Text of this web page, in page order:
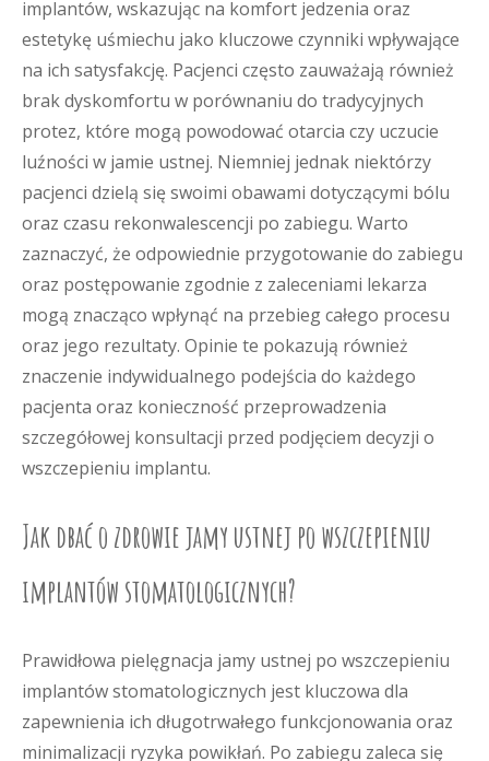
implantów, wskazując na komfort jedzenia oraz
estetykę uśmiechu jako kluczowe czynniki wpływające
na ich satysfakcję. Pacjenci często zauważają również
brak dyskomfortu w porównaniu do tradycyjnych
protez, które mogą powodować otarcia czy uczucie
luźności w jamie ustnej. Niemniej jednak niektórzy
pacjenci dzielą się swoimi obawami dotyczącymi bólu
oraz czasu rekonwalescencji po zabiegu. Warto
zaznaczyć, że odpowiednie przygotowanie do zabiegu
oraz postępowanie zgodnie z zaleceniami lekarza
mogą znacząco wpłynąć na przebieg całego procesu
oraz jego rezultaty. Opinie te pokazują również
znaczenie indywidualnego podejścia do każdego
pacjenta oraz konieczność przeprowadzenia
szczegółowej konsultacji przed podjęciem decyzji o
wszczepieniu implantu.
Jak dbać o zdrowie jamy ustnej po wszczepieniu
implantów stomatologicznych?
Prawidłowa pielęgnacja jamy ustnej po wszczepieniu
implantów stomatologicznych jest kluczowa dla
zapewnienia ich długotrwałego funkcjonowania oraz
minimalizacji ryzyka powikłań. Po zabiegu zaleca się